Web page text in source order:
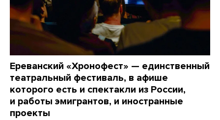
Ереванский «Хронофест» — единственный
театральный фестиваль, в афише
которого есть и спектакли из России,
и работы эмигрантов, и иностранные
проекты